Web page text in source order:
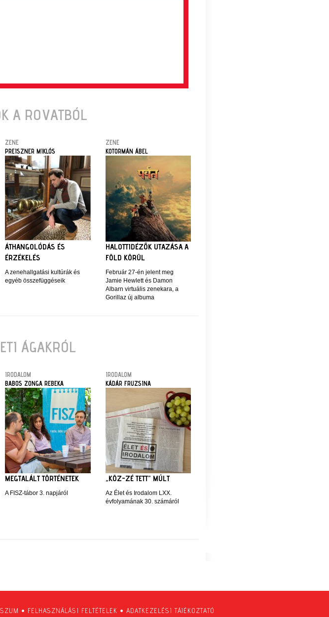
A ROVATBÓL
ZENE
PREISZNER MIKLÓS
ÁTHANGOLÓDÁS ÉS
ÉRZÉKELÉS
A zenehallgatási kultúrák és
egyéb összefüggéseik
ZENE
KOTORMÁN ÁBEL
HALOTTIDÉZŐK UTAZÁSA A
FÖLD KÖRÜL
Február 27-én jelent meg
Jamie Hewlett és Damon
Albarn virtuális zenekara, a
Gorillaz új albuma
ÁGAKRÓL
IRODALOM
BABOS ZONGA REBEKA
MEGTALÁLT TÖRTÉNETEK
A FISZ-tábor 3. napjáról
IRODALOM
KÁDÁR FRUZSINA
„KÖZ-ZÉ TETT” MÚLT
Az Élet és Irodalom LXX.
évfolyamának 30. számáról
• FELHASZNÁLÁSI FELTÉTELEK • ADATKEZELÉSI TÁJÉKOZTATÓ